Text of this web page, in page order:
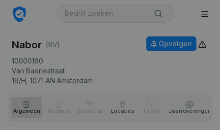
Nabor (BV)
10000160
Van Baerlestraat
19/H, 1071 AN Amsterdam
Opvolgen
Algemeen Bestuur Structuur Locaties Tijdlijn Jaar­rekeningen